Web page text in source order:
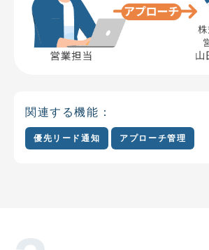
関連する機能：
優先リード通知 アプローチ管理